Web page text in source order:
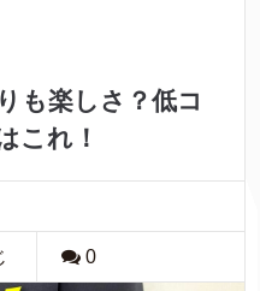
も楽しさ？低コ
これ！
0